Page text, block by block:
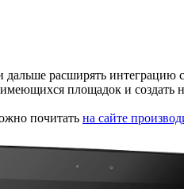
дальше расширять интеграцию
имеющихся площадок и
почитать на сайте